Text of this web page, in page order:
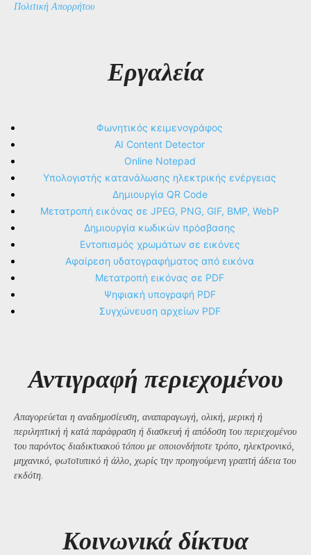
Πολιτική Απορρήτου
Εργαλεία
Φωνητικός κειμενογράφος
AI Content Detector
Online Notepad
Υπολογιστής κατανάλωσης ηλεκτρικής ενέργειας
Δημιουργία QR Code
Μετατροπή εικόνας σε JPEG, PNG, GIF, BMP, WebP
Δημιουργία κωδικών πρόσβασης
Εντοπισμός χρωμάτων σε εικόνες
Αφαίρεση υδατογραφήματος από εικόνα
Μετατροπή εικόνας σε PDF
Ψηφιακή υπογραφή PDF
Συγχώνευση αρχείων PDF
Αντιγραφή περιεχομένου
Απαγορεύεται η αναδημοσίευση, αναπαραγωγή, ολική, μερική ή
περιληπτική ή κατά παράφραση ή διασκευή ή απόδοση του περιεχομένου
του παρόντος διαδικτυακού τόπου με οποιονδήποτε τρόπο, ηλεκτρονικό,
μηχανικό, φωτοτυπικό ή άλλο, χωρίς την προηγούμενη γραπτή άδεια του
εκδότη.
Kοινωνικά δίκτυα